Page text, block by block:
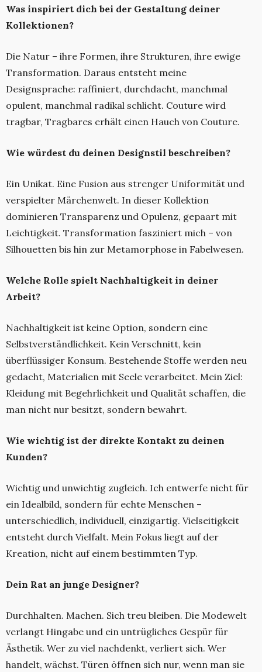
Was inspiriert dich bei der Gestaltung deiner
Kollektionen?
Die Natur – ihre Formen, ihre Strukturen, ihre ewige
Transformation. Daraus entsteht meine
Designsprache: raffiniert, durchdacht, manchmal
opulent, manchmal radikal schlicht. Couture wird
tragbar, Tragbares erhält einen Hauch von Couture.
Wie würdest du deinen Designstil beschreiben?
Ein Unikat. Eine Fusion aus strenger Uniformität und
verspielter Märchenwelt. In dieser Kollektion
dominieren Transparenz und Opulenz, gepaart mit
Leichtigkeit. Transformation fasziniert mich – von
Silhouetten bis hin zur Metamorphose in Fabelwesen.
Welche Rolle spielt Nachhaltigkeit in deiner
Arbeit?
Nachhaltigkeit ist keine Option, sondern eine
Selbstverständlichkeit. Kein Verschnitt, kein
überflüssiger Konsum. Bestehende Stoffe werden neu
gedacht, Materialien mit Seele verarbeitet. Mein Ziel:
Kleidung mit Begehrlichkeit und Qualität schaffen, die
man nicht nur besitzt, sondern bewahrt.
Wie wichtig ist der direkte Kontakt zu deinen
Kunden?
Wichtig und unwichtig zugleich. Ich entwerfe nicht für
ein Idealbild, sondern für echte Menschen –
unterschiedlich, individuell, einzigartig. Vielseitigkeit
entsteht durch Vielfalt. Mein Fokus liegt auf der
Kreation, nicht auf einem bestimmten Typ.
Dein Rat an junge Designer?
Durchhalten. Machen. Sich treu bleiben. Die Modewelt
verlangt Hingabe und ein untrügliches Gespür für
Ästhetik. Wer zu viel nachdenkt, verliert sich. Wer
handelt, wächst. Türen öffnen sich nur, wenn man sie